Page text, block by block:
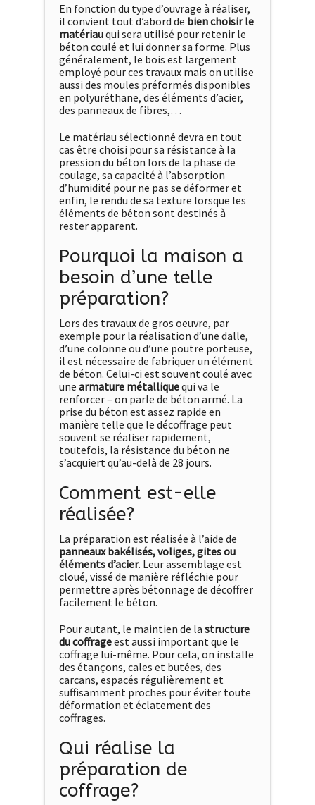
En fonction du type d’ouvrage à réaliser,
il convient tout d’abord de bien choisir le
matériauqui sera utilisé pour retenir le
béton coulé et lui donner sa forme. Plus
généralement, le bois est largement
employé pour ces travaux mais on utilise
aussi des moules préformés disponibles
en polyuréthane, des éléments d’acier,
des panneaux de fibres,…
Le matériau sélectionné devra en tout
cas être choisi pour sa résistance à la
pression du béton lors de la phase de
coulage, sa capacité à l’absorption
d’humidité pour ne pas se déformer et
enfin, le rendu de sa texture lorsque les
éléments de béton sont destinés à
rester apparent.
Pourquoi la maison a
besoin d’une telle
préparation?
Lors des travaux de gros oeuvre, par
exemple pour la réalisation d’une dalle,
d’une colonne ou d’une poutre porteuse,
il est nécessaire de fabriquer un élément
de béton. Celui-ci est souvent coulé avec
une armature métalliquequi va le
renforcer – on parle de béton armé. La
prise du béton est assez rapide en
manière telle que le décoffrage peut
souvent se réaliser rapidement,
toutefois, la résistance du béton ne
s’acquiert qu’au-delà de 28 jours.
Comment est-elle
réalisée?
La préparation est réalisée à l’aide de
panneaux bakélisés, voliges, gites ou
éléments d’acier. Leur assemblage est
cloué, vissé de manière réfléchie pour
permettre après bétonnage de décoffrer
facilement le béton.
Pour autant, le maintien de la structure
du coffrageest aussi important que le
coffrage lui-même. Pour cela, on installe
des étançons, cales et butées, des
carcans, espacés régulièrement et
suffisamment proches pour éviter toute
déformation et éclatement des
coffrages.
Qui réalise la
préparation de
coffrage?